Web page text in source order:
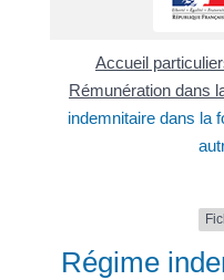
Accueil
Rémunération dans
indemnitaire dans la
Régime